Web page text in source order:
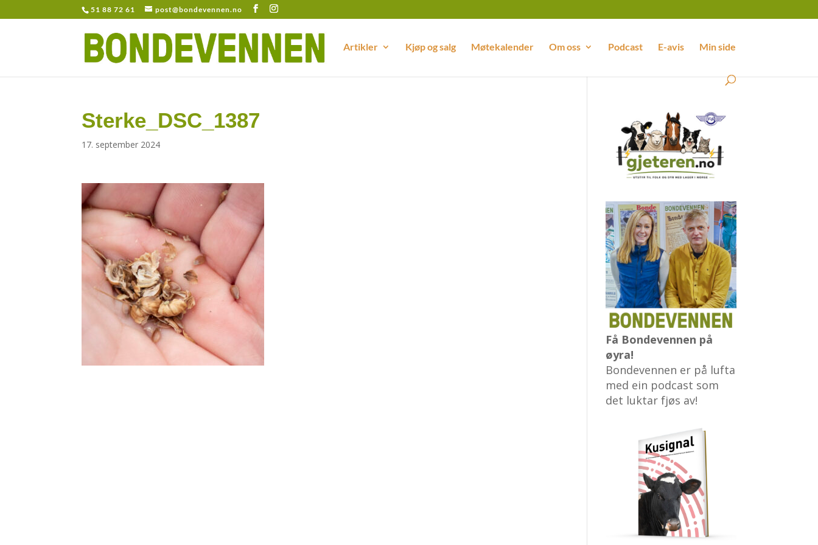
51 88 72 61 post@bondevennen.no
Artikler Kjøp og salg Møtekalender Om oss Podcast E-avis Min side
Sterke_DSC_1387
17. september 2024
Få Bondevennen på
øyra!
Bondevennen er på lufta
med ein podcast som
det luktar fjøs av!